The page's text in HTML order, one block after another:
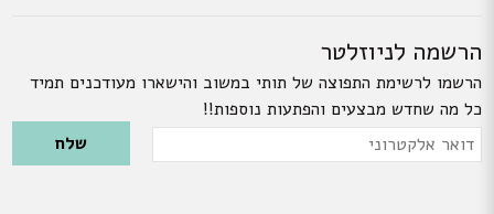
הרשמה לניוזלטר
הרשמו לרשימת התפוצה של תותי במשוב והישארו מעודכנים תמיד
כל מה שחדש מבצעים והפתעות נוספות!!
Please leave this field empty.
דואר